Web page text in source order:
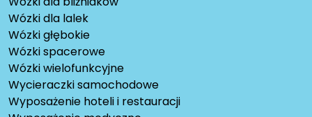
Wózki dla lalek
Wózki głębokie
Wózki spacerowe
Wózki wielofunkcyjne
Wycieraczki samochodowe
Wyposażenie hoteli i restauracji